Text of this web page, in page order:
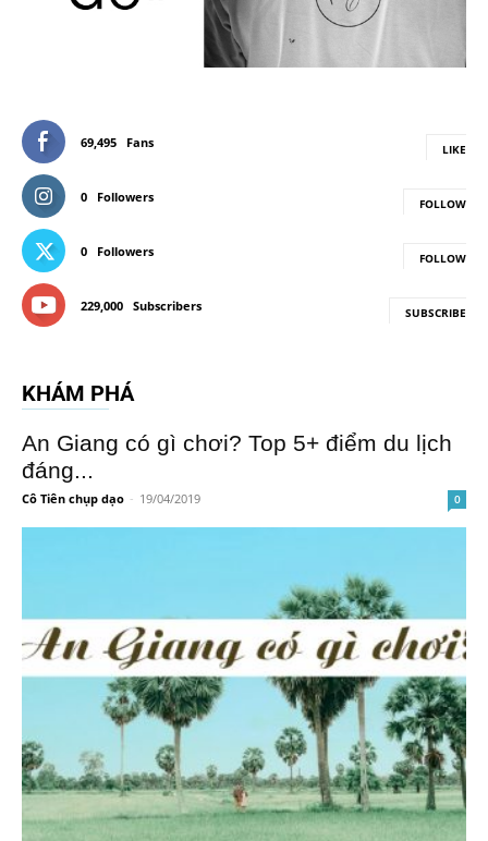
69,495 Fans LIKE
0 Followers FOLLOW
0 Followers FOLLOW
229,000 Subscribers SUBSCRIBE
KHÁM PHÁ
An Giang có gì chơi? Top 5+ điểm du lịch
đáng...
Cô Tiên chụp dạo - 19/04/2019 0